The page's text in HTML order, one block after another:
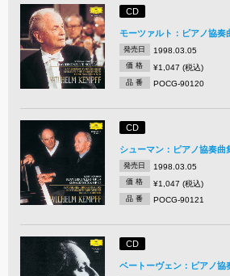
CD
モーツァルト：ピアノ協奏
発売日 1998.03.05
価 格 ¥1,047 (税込)
品 番 POCG-90120
CD
シューマン：ピアノ協奏曲
発売日 1998.03.05
価 格 ¥1,047 (税込)
品 番 POCG-90121
CD
ベートーヴェン：ピアノ協